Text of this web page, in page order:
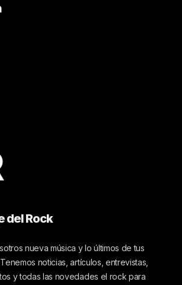
del Rock
nueva música y lo últimos de tus
noticias, artículos, entrevistas,
y todas las novedades el rock para